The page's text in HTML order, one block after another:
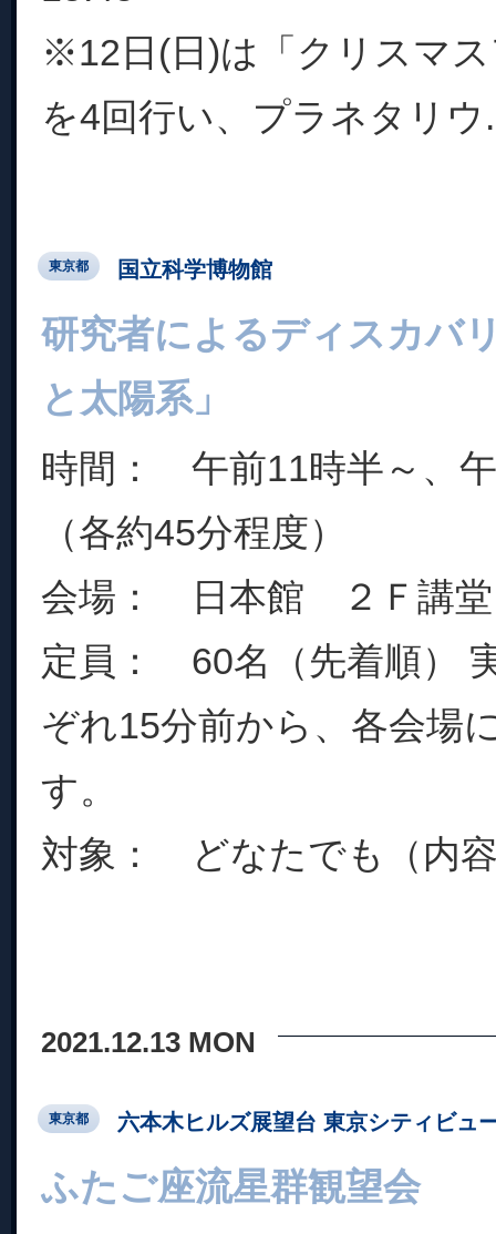
※12日(日)は「クリスマ
を4回行い、プラネタリウ
東京都 国立科学博物館
研究者によるディスカバ
と太陽系」
時間： 午前11時半～、
（各約45分程度）
会場： 日本館 ２Ｆ講堂
定員： 60名（先着順）
ぞれ15分前から、各会場
す。
対象： どなたでも（内
2021.12.13 MON
東京都 六本木ヒルズ展望台 東京シティビュ
ふたご座流星群観望会